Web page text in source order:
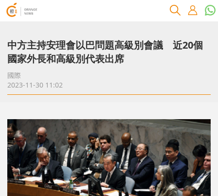
中方主持安理會以巴問題高級別會議 近20個
國家外長和高級別代表出席
國際
2023-11-30 11:02